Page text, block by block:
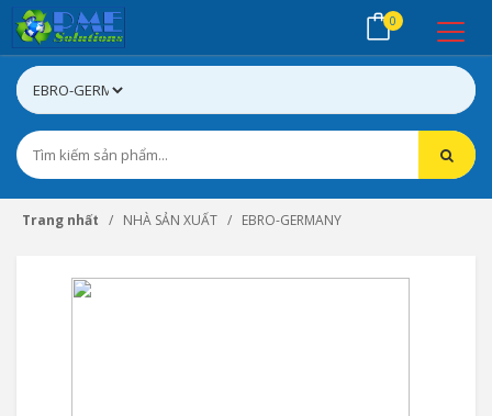
0
Trang nhất NHÀ SẢN XUẤT EBRO-GERMANY